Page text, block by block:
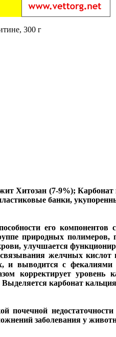
300 г
Хитозан (7-9%);
банки,
его
природных
улучшается
желчных
и выводится с
корректирует уровень
карбонат
заболевания у